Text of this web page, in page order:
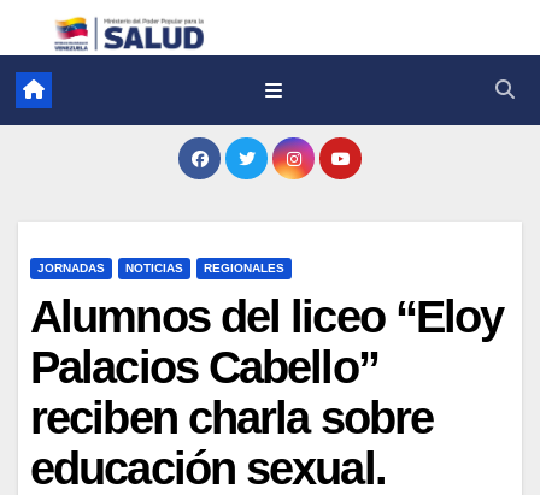
JORNADAS NOTICIAS REGIONALES
Alumnos del liceo “Eloy
Palacios Cabello”
reciben charla sobre
educación sexual.